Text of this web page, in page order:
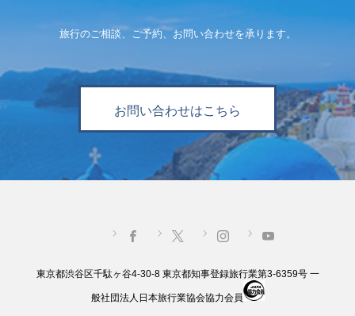
旅行のご相談、ご予約、お問い合わせを承ります。
お問い合わせはこちら
東京都渋谷区千駄ヶ谷4-30-8 東京都知事登録旅行業第3-6359号 一
般社団法人日本旅行業協会協力会員